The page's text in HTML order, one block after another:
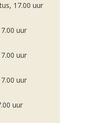
17.00 uur
uur
uur
uur
uur